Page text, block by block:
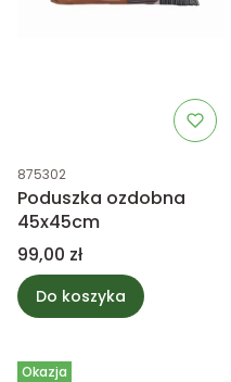
Kod produktu
875302
Poduszka ozdobna
45x45cm
Cena
99,00 zł
Do koszyka
Okazja